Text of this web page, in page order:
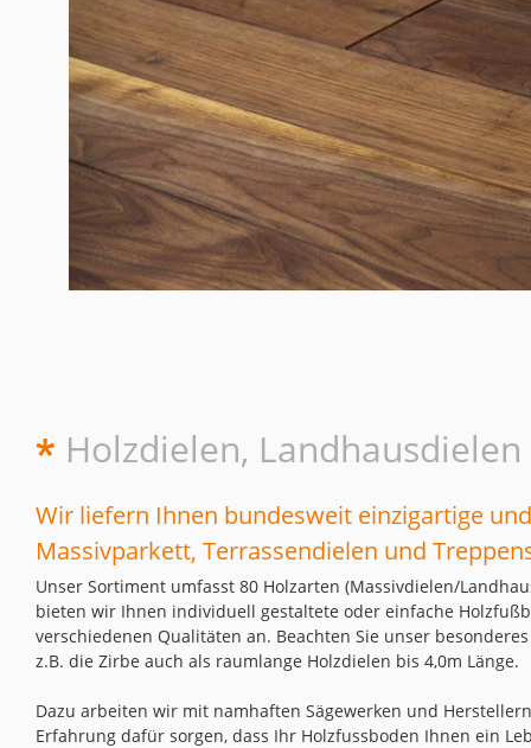
Holzdielen,
Wir liefern Ihnen bundesweit einzigartige
Massivparkett, Terrassendielen und
Unser Sortiment umfasst 80 Holzarten (Massivdielen/
bieten wir Ihnen individuell gestaltete oder einfache
verschiedenen Qualitäten an. Beachten Sie unser
z.B. die Zirbe auch als raumlange Holzdielen bis 4,0m Länge.
Dazu arbeiten wir mit namhaften Sägewerken und
Erfahrung dafür sorgen, dass Ihr Holzfussboden Ihnen ein